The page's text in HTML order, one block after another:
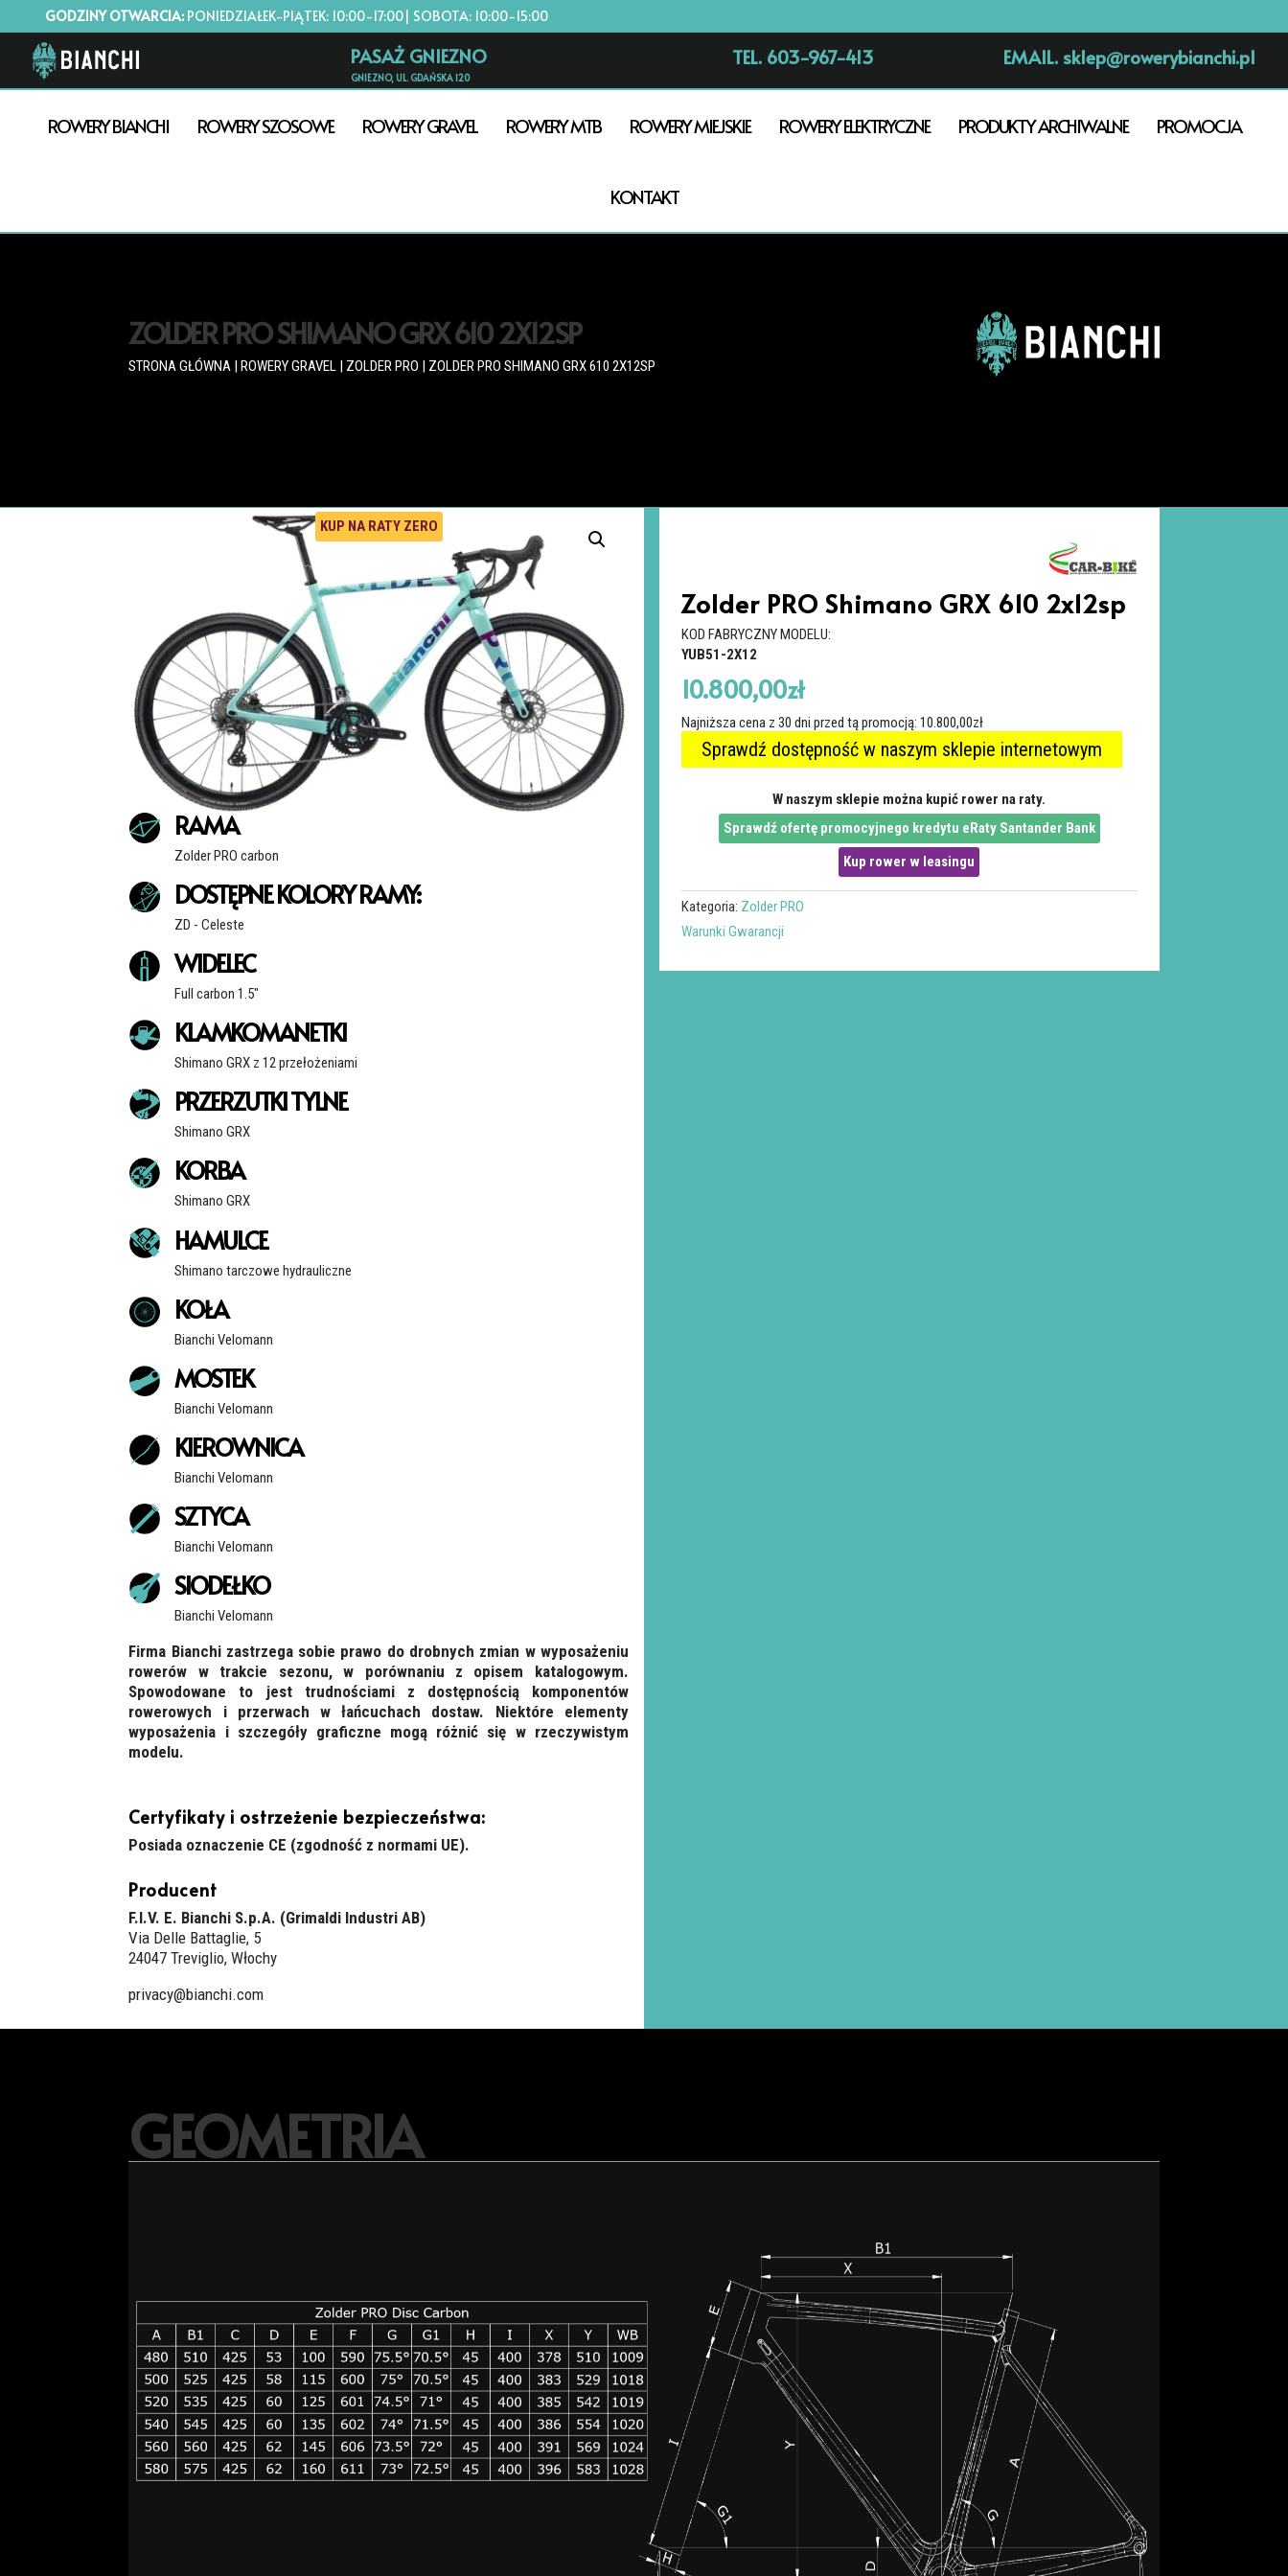
GODZINY OTWARCIA:PONIEDZIAŁEK-PIĄTEK: 10:00-17:00| SOBOTA: 10:00-15:00
PASAŻ GNIEZNO
GNIEZNO, UL. GDAŃSKA 120
TEL. 603-967-413 EMAIL. sklep@rowerybianchi.pl
ROWERY BIANCHI ROWERY SZOSOWE ROWERY GRAVEL ROWERY MTB ROWERY MIEJSKIE ROWERY ELEKTRYCZNE PRODUKTY ARCHIWALNE PROMOCJA
KONTAKT
ZOLDER PRO SHIMANO GRX 610 2X12SP
STRONA GŁÓWNA |ROWERY GRAVEL | ZOLDER PRO | ZOLDER PRO SHIMANO GRX 610 2X12SP
KUP NA RATY ZERO
RAMA
Zolder PRO carbon
DOSTĘPNE KOLORY RAMY:
ZD - Celeste
WIDELEC
Full carbon 1.5"
KLAMKOMANETKI
Shimano GRX z 12 przełożeniami
PRZERZUTKI TYLNE
Shimano GRX
KORBA
Shimano GRX
HAMULCE
Shimano tarczowe hydrauliczne
KOŁA
Bianchi Velomann
MOSTEK
Bianchi Velomann
KIEROWNICA
Bianchi Velomann
SZTYCA
Bianchi Velomann
SIODEŁKO
Bianchi Velomann
Firma Bianchi zastrzega sobie prawo do drobnych zmian w wyposażeniu
rowerów w trakcie sezonu, w porównaniu z opisem katalogowym.
Spowodowane to jest trudnościami z dostępnością komponentów
rowerowych i przerwach w łańcuchach dostaw. Niektóre elementy
wyposażenia i szczegóły graficzne mogą różnić się w rzeczywistym
modelu.
Certyfikaty i ostrzeżenie bezpieczeństwa:
Posiada oznaczenie CE (zgodność z normami UE).
Producent
F.I.V. E. Bianchi S.p.A. (Grimaldi Industri AB)
Via Delle Battaglie, 5
24047 Treviglio, Włochy
privacy@bianchi.com
Zolder PRO Shimano GRX 610 2x12sp
KOD FABRYCZNY MODELU:
YUB51-2X12
10.800,00zł
Najniższa cena z 30 dni przed tą promocją:10.800,00zł
Sprawdź dostępność w naszym sklepie internetowym
W naszym sklepie można kupić rower na raty.
Sprawdź ofertę promocyjnego kredytu eRaty Santander Bank
Kup rower w leasingu
Kategoria: Zolder PRO
Warunki Gwarancji
GEOMETRIA